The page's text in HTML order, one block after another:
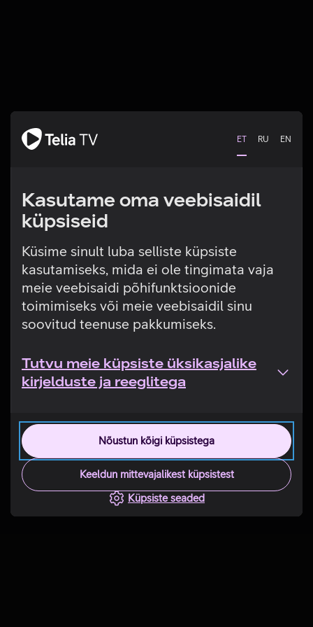
ET RU EN
Kasutame oma veebisaidil
küpsiseid
Küsime sinult luba selliste küpsiste
kasutamiseks, mida ei ole tingimata vaja
meie veebisaidi põhifunktsioonide
toimimiseks või meie veebisaidil sinu
soovitud teenuse pakkumiseks.
Tutvu meie küpsiste üksikasjalike
kirjelduste ja reeglitega
Nõustun kõigi küpsistega
Keeldun mittevajalikest küpsistest
Küpsiste seaded
Tehniline viga